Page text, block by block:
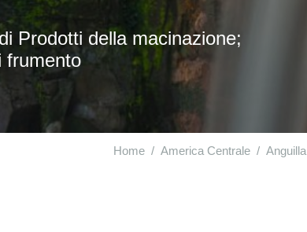
Prodotti della macinazione;
frumento
Home America Centrale Anguilla